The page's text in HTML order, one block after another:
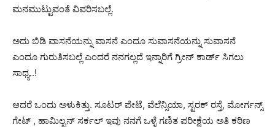
ಮನಮುಟ್ಟುವಂತೆ ವಿವರಿಸಬಲ್ಲೆ.
ಅದು ಬಿಡಿ ವಾಸನೆಯನ್ನು ವಾಸನೆ ಎಂದೂ ಸುವಾಸನೆಯನ್ನು ಸುವಾಸನೆ
ಎಂದೂ ಗುರುತಿಸಬಲ್ಲೆ ಎಂದರೆ ನನಗಲ್ಲದೆ ಇನ್ನಾರಿಗೆ ಗ್ರೀನ್ ಕಾರ್ಡ್ ಸಿಗಲು
ಸಾಧ್ಯ..!
ಆದರೆ ಒಂದು ಅಳುಕಿತ್ತು. ಸೂಟರ್ ಪೇಟೆ, ವೆಲೆನ್ಸಿಯಾ, ಸ್ಟರಕ್ ರಸ್ತೆ, ಮೋರ್ಗನ್ಸ್
ಗೇಟ್ , ಹಾಮಿಲ್ಟನ್ ಸರ್ಕಲ್ ಇವು ನನಗೆ ಒಳ್ಳೆ ಗಣಿತ ಪರೀಕ್ಷೆಯ ಅತಿ ಕಠಿಣ